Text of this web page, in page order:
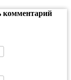
комментарий